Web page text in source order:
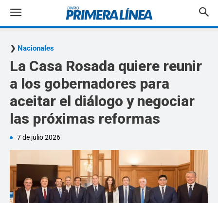
Nacionales
La Casa Rosada quiere reunir
a los gobernadores para
aceitar el diálogo y negociar
las próximas reformas
7 de julio 2026